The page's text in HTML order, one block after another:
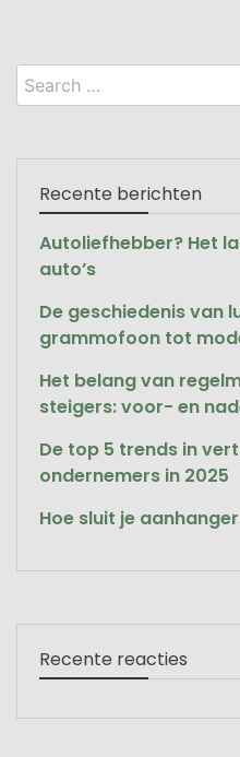
Search
for:
Recente berichten
Autoliefhebber? Het
auto’s
De geschiedenis van
grammofoon tot
Het belang van
steigers: voor- en
De top 5 trends in
ondernemers in 2025
Hoe sluit je
Recente reacties